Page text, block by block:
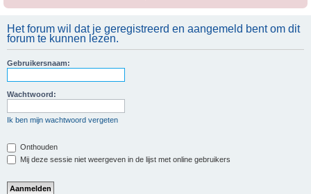
Het forum wil dat je geregistreerd en aangemeld bent om dit
forum te kunnen lezen.
Gebruikersnaam:
Wachtwoord:
Ik ben mijn wachtwoord vergeten
Onthouden
Mij deze sessie niet weergeven in de lijst met online gebruikers